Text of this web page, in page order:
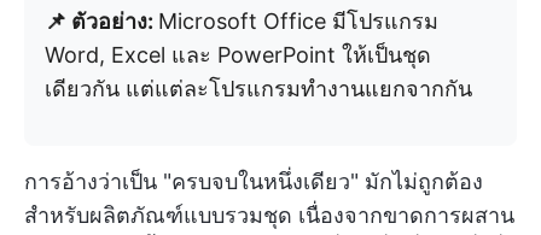
📌 ตัวอย่าง: Microsoft Office มีโปรแกรม
Word, Excel และ PowerPoint ให้เป็นชุด
เดียวกัน แต่แต่ละโปรแกรมทำงานแยกจากกัน
การอ้างว่าเป็น "ครบจบในหนึ่งเดียว" มักไม่ถูกต้อง
สำหรับผลิตภัณฑ์แบบรวมชุด เนื่องจากขาดการผสาน